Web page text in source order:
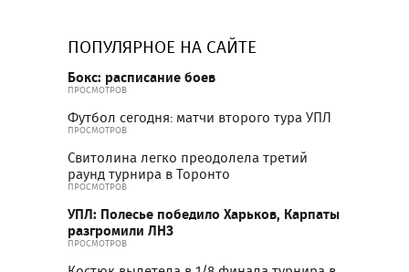
ПОПУЛЯРНОЕ НА САЙТЕ
Бокс: расписание боев
ПРОСМОТРОВ
Футбол сегодня: матчи второго тура УПЛ
ПРОСМОТРОВ
Свитолина легко преодолела третий
раунд турнира в Торонто
ПРОСМОТРОВ
УПЛ: Полесье победило Харьков, Карпаты
разгромили ЛНЗ
ПРОСМОТРОВ